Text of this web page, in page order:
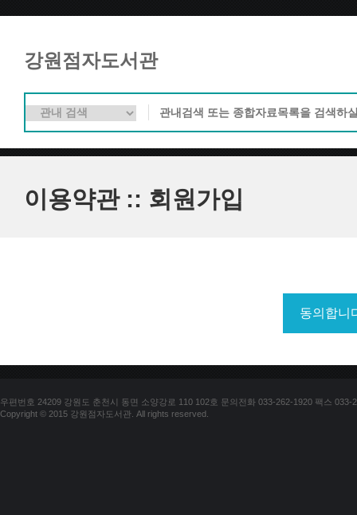
강원점자도서관
이용약관 :: 회원가입
우편번호 24209 강원도 춘천시 동면 소양강로 110 102호 문의전화 033-262-1920 팩스 033-
Copyright © 2015 강원점자도서관. All rights reserved.